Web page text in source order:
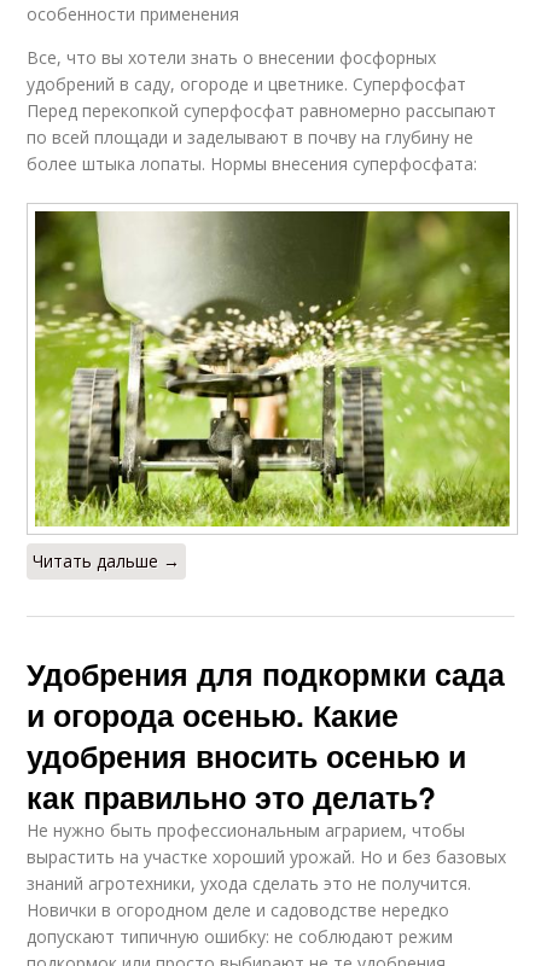
особенности применения
Все, что вы хотели знать о внесении фосфорных
удобрений в саду, огороде и цветнике. Суперфосфат
Перед перекопкой суперфосфат равномерно рассыпают
по всей площади и заделывают в почву на глубину не
более штыка лопаты. Нормы внесения суперфосфата:
Читать дальше →
Удобрения для подкормки сада
и огорода осенью. Какие
удобрения вносить осенью и
как правильно это делать?
Не нужно быть профессиональным аграрием, чтобы
вырастить на участке хороший урожай. Но и без базовых
знаний агротехники, ухода сделать это не получится.
Новички в огородном деле и садоводстве нередко
допускают типичную ошибку: не соблюдают режим